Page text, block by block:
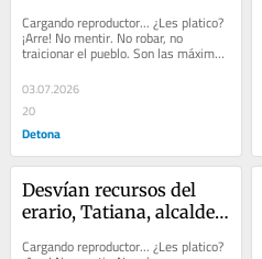
Catarina
Cargando reproductor... ¿Les platico?
¡Arre! No mentir. No robar, no
traicionar el pueblo. Son las máximas
de Morena. Todos quienes aspiran a...
03.07.2026
20
Detona
Desvían recursos del
erario, Tatiana, alcalde y
Cargando reproductor... ¿Les platico?